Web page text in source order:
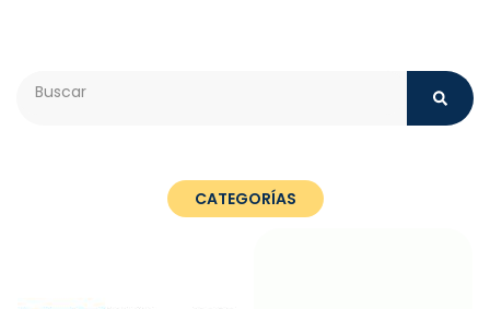
CATEGORÍAS